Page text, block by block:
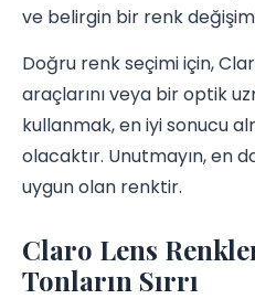
ve belirgin bir renk
Doğru renk seçimi için,
araçlarını veya bir optik
kullanmak, en iyi sonucu
olacaktır. Unutmayın, en
uygun olan renktir.
Claro Lens
Tonların Sırrı